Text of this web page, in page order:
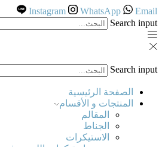
Instagram WhatsApp
Email
Search input
Search input
الصفحة الرئيسية
المنتجات و الأقسام
المقالم
الجناط
الاستيكرات